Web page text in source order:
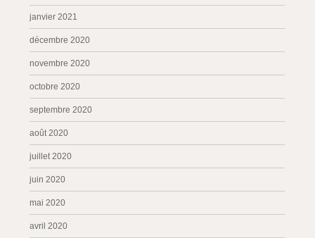
janvier 2021
décembre 2020
novembre 2020
octobre 2020
septembre 2020
août 2020
juillet 2020
juin 2020
mai 2020
avril 2020